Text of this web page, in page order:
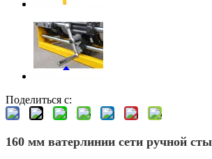
Поделиться с:
160 мм ватерлинии сети ручной